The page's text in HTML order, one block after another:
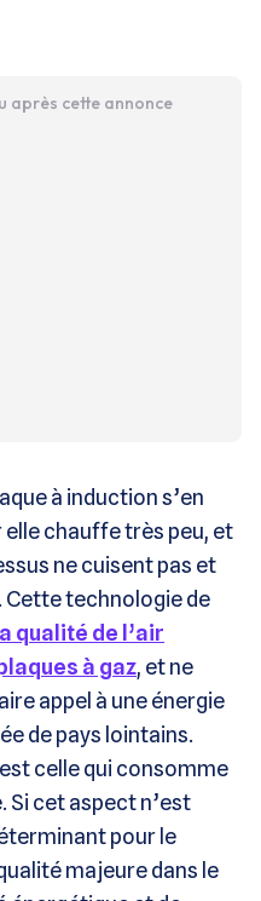
après cette annonce
à induction s’en
chauffe très peu, et
ne cuisent pas et
Cette technologie de
qualité de l’air
à gaz, et ne
appel à une énergie
de pays lointains.
celle qui consomme
Si cet aspect n’est
pour le
majeure dans le